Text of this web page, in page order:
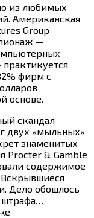
из любимых
Американская
Group
—
фирм с
основе.
скандал
двух «мыльных»
знаменитых
Procter & Gamble
содержимое
Дело обошлось